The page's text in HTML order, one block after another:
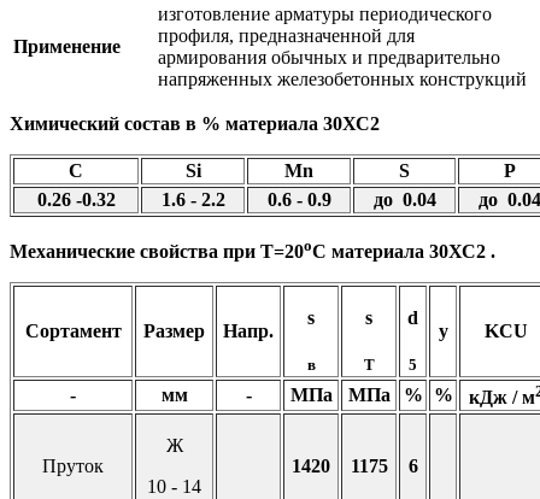
Применение
изготовление арматуры периодического
профиля, предназначенной для
армирования обычных и предварительно
напряженных железобетонных конструкций
Химический состав в % материала 30ХС2
C Si Mn S
P
0.26 -0.32
1.6 - 2.2 0.6 - 0.9 до 0.04 до 0.04
Механические свойства при Т=20oС материала 30ХС2 .
Сортамент Размер Напр.
s
в
s
T
d
5
y KCU
- мм - МПа МПа % % кДж / м
Пруток
Ж
10 - 14
1420 1175 6